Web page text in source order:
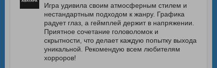
Игра удивила своим атмосферным стилем и
нестандартным подходом к жанру. Графика
радует глаз, а геймплей держит в напряжении.
Приятное сочетание головоломок и
скрытности, что делает каждую попытку выхода
уникальной. Рекомендую всем любителям
хорроров!